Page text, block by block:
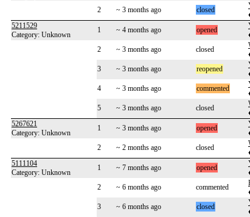
2
~ 3 months ago closed
5211529
Category: Unknown
1 ~ 4 months ago opened
2 ~ 3 months ago closed
3
~ 3 months ago reopened
4
~ 3 months ago commented
5 ~ 3 months ago closed
5267621
Category: Unknown
1 ~ 3 months ago opened
2 ~ 2 months ago closed
5111104
Category: Unknown
1 ~ 7 months ago opened
2 ~ 6 months ago commented
3
~ 6 months ago closed